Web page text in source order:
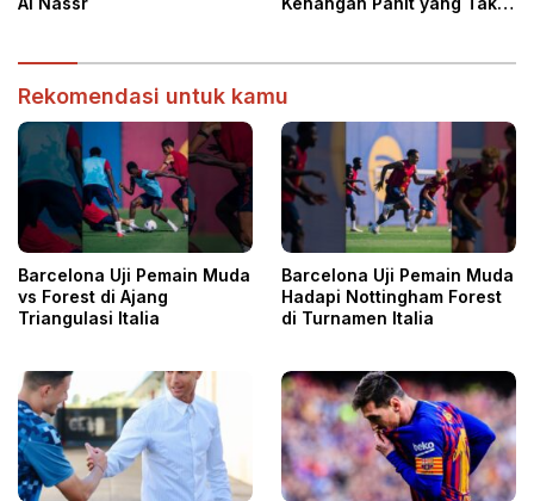
Rekomendasi untuk kamu
Barcelona Uji Pemain Muda
vs Forest di Ajang
Triangulasi Italia
Barcelona Uji Pemain Muda
Hadapi Nottingham Forest
di Turnamen Italia